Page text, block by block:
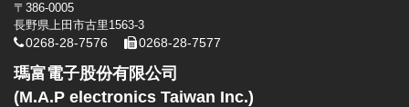
〒386-0005
長野県上田市古里1563-3
0268-28-7576 0268-28-7577
瑪富電子股份有限公司
(M.A.P electronics Taiwan Inc.)